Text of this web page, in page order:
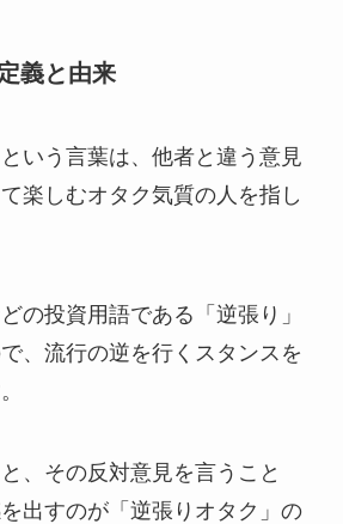
義と由来
という言葉は、他者と違う意見
楽しむオタク気質の人を指し
の投資用語である「逆張り」
、流行の逆を行くスタンスを
、その反対意見を言うこと
出すのが「逆張りオタク」の